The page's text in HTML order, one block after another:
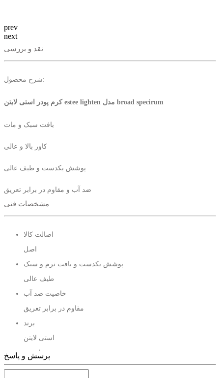
prev
next
نقد و بررسی
شرح محصول:
کرم پودر استی لایتن estee lighten مدل broad specirum
بافت سبک و مات
کاور بالا و عالی
پوشش یکدست و طیف عالی
ضد آب و مقاوم در برابر تعریق
فاقد چربی و جذب چربی پوست
مناسب همه پوست ها
دارای سه شماره 1.2.3
مشخصات فنی
اصالت کالا
اصل
پوشش یکدست و بافت نرم و سبک
طیف عالی
خاصیت ضد آب
مقاوم در برابر تعریق
برند
استی لایتن
ضد حساسیت
پرسش و پاسخ